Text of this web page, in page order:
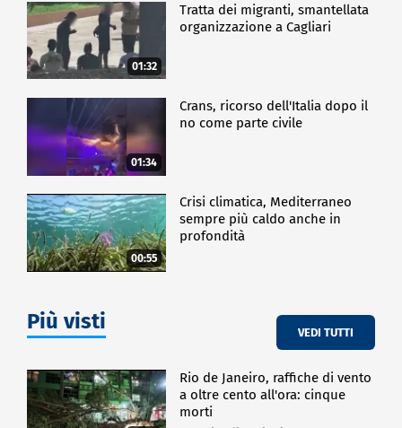
01:32
Tratta dei migranti, smantellata
organizzazione a Cagliari
01:34
Crans, ricorso dell'Italia dopo il
no come parte civile
00:55
Crisi climatica, Mediterraneo
sempre più caldo anche in
profondità
Più visti VEDI TUTTI
Rio de Janeiro, raffiche di vento
a oltre cento all'ora: cinque
morti